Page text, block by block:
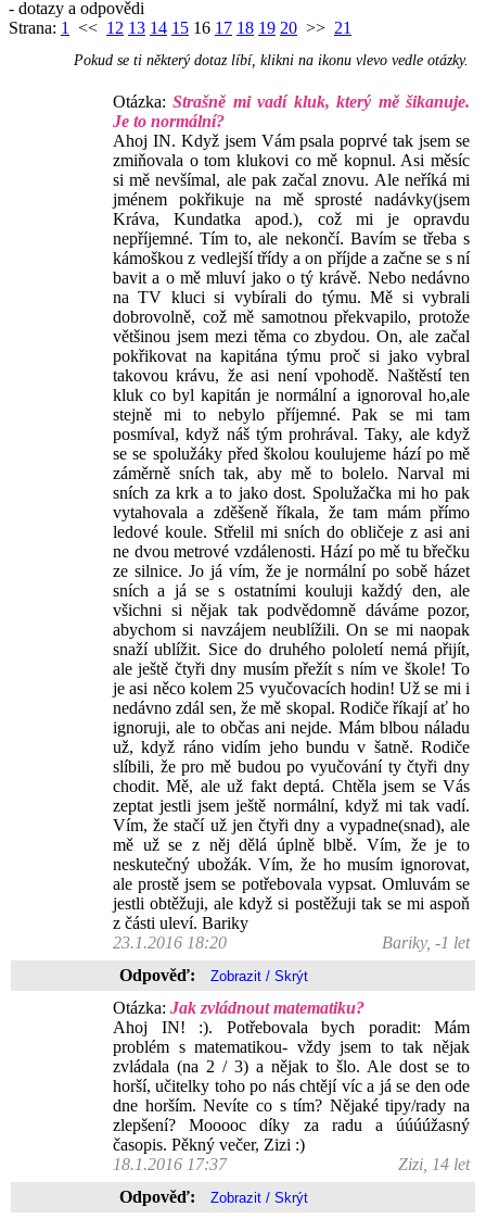
- dotazy a odpovědi
Strana: 1 << 12 13 14 15 16 17 18 19 20 >> 21
Pokud se ti některý dotaz líbí, klikni na ikonu vlevo vedle otázky.
Otázka:Strašně mi vadí kluk, který mě šikanuje.
Je to normální?
Ahoj IN. Když jsem Vám psala poprvé tak jsem se
zmiňovala o tom klukovi co mě kopnul. Asi měsíc
si mě nevšímal, ale pak začal znovu. Ale neříká mi
jménem pokřikuje na mě sprosté nadávky(jsem
Kráva, Kundatka apod.), což mi je opravdu
nepříjemné. Tím to, ale nekončí. Bavím se třeba s
kámoškou z vedlejší třídy a on příjde a začne se s ní
bavit a o mě mluví jako o tý krávě. Nebo nedávno
na TV kluci si vybírali do týmu. Mě si vybrali
dobrovolně, což mě samotnou překvapilo, protože
většinou jsem mezi těma co zbydou. On, ale začal
pokřikovat na kapitána týmu proč si jako vybral
takovou krávu, že asi není vpohodě. Naštěstí ten
kluk co byl kapitán je normální a ignoroval ho,ale
stejně mi to nebylo příjemné. Pak se mi tam
posmíval, když náš tým prohrával. Taky, ale když
se se spolužáky před školou koulujeme hází po mě
záměrně sních tak, aby mě to bolelo. Narval mi
sních za krk a to jako dost. Spolužačka mi ho pak
vytahovala a zděšeně říkala, že tam mám přímo
ledové koule. Střelil mi sních do obličeje z asi ani
ne dvou metrové vzdálenosti. Hází po mě tu břečku
ze silnice. Jo já vím, že je normální po sobě házet
sních a já se s ostatními kouluji každý den, ale
všichni si nějak tak podvědomně dáváme pozor,
abychom si navzájem neublížili. On se mi naopak
snaží ublížit. Sice do druhého pololetí nemá přijít,
ale ještě čtyři dny musím přežít s ním ve škole! To
je asi něco kolem 25 vyučovacích hodin! Už se mi i
nedávno zdál sen, že mě skopal. Rodiče říkají ať ho
ignoruji, ale to občas ani nejde. Mám blbou náladu
už, když ráno vidím jeho bundu v šatně. Rodiče
slíbili, že pro mě budou po vyučování ty čtyři dny
chodit. Mě, ale už fakt deptá. Chtěla jsem se Vás
zeptat jestli jsem ještě normální, když mi tak vadí.
Vím, že stačí už jen čtyři dny a vypadne(snad), ale
mě už se z něj dělá úplně blbě. Vím, že je to
neskutečný ubožák. Vím, že ho musím ignorovat,
ale prostě jsem se potřebovala vypsat. Omluvám se
jestli obtěžuji, ale když si postěžuji tak se mi aspoň
z části uleví. Bariky
23.1.2016 18:20
Bariky, -1 let
Odpověď:
Otázka: Jak zvládnout matematiku?
Ahoj IN! :). Potřebovala bych poradit: Mám
problém s matematikou- vždy jsem to tak nějak
zvládala (na 2 / 3) a nějak to šlo. Ale dost se to
horší, učitelky toho po nás chtějí víc a já se den ode
dne horším. Nevíte co s tím? Nějaké tipy/rady na
zlepšení? Mooooc díky za radu a úúúúžasný
časopis. Pěkný večer, Zizi :)
18.1.2016 17:37
Zizi, 14 let
Odpověď: